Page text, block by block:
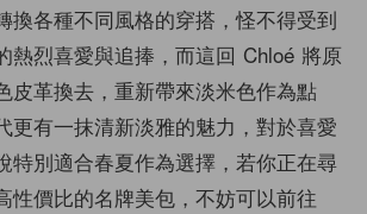
換各種不同風格的穿搭，怪不得受到
熱烈喜愛與追捧，而這回 Chloé 將原
皮革換去，重新帶來淡米色作為點
更有一抹清新淡雅的魅力，對於喜愛
特別適合春夏作為選擇，若你正在尋
性價比的名牌美包，不妨可以前往